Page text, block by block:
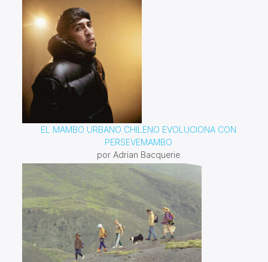
EL MAMBO URBANO CHILENO EVOLUCIONA CON
PERSEVEMAMBO
por Adrian Bacquerie